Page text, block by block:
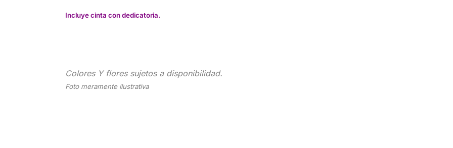
Incluye cinta con dedicatoria.
Colores Y flores sujetos a disponibilidad.
Foto meramente ilustrativa